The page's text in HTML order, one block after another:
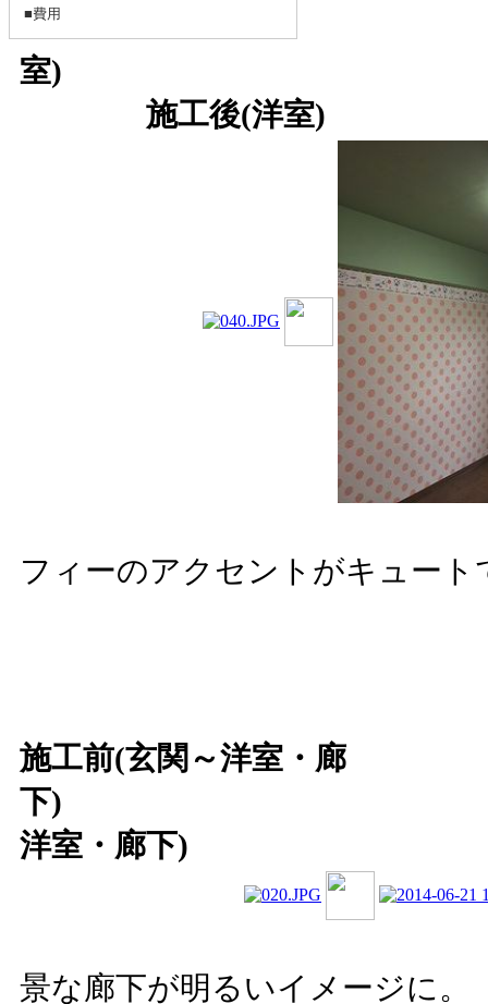
■費用
施工後(洋室)
フィーのアクセントがキュート
施工前(玄関～洋室・廊
下) 施工後
洋室・廊下)
景な廊下が明るいイメージに。